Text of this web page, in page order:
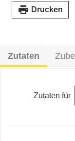
print Drucken
Zutaten
Zutaten für